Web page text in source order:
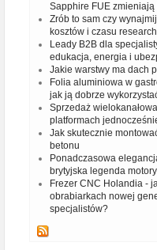
Sapphire FUE zmieniają
Zrób to sam czy
kosztów i czasu
Leady B2B dla
edukacja, energia i
Jakie warstwy ma dach
Folia aluminiowa w
jak ją dobrze
Sprzedaż
platformach
Jak skutecznie
betonu
Ponadczasowa
brytyjska legenda
Frezer CNC Holandia -
obrabiarkach nowej
specjalistów?